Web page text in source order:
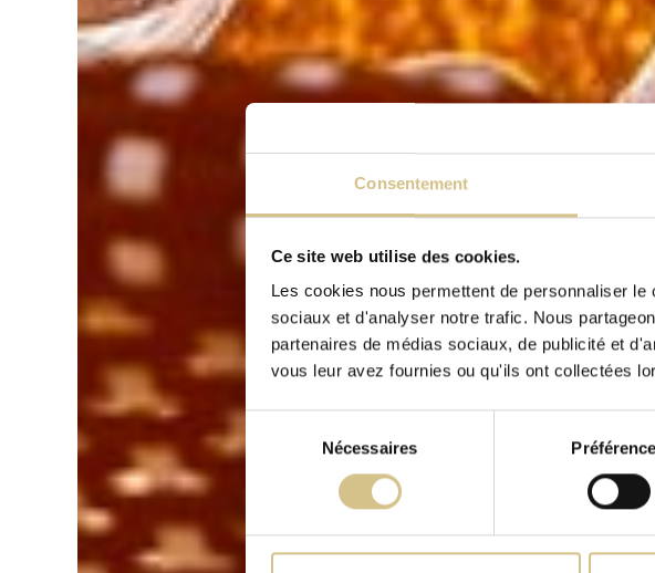
Consentement
Ce site web utilise des cookies.
Les cookies nous permettent de personnaliser
sociaux et d'analyser notre trafic. Nous
partenaires de médias sociaux, de publicité et
vous leur avez fournies ou qu'ils ont collectées
du
consentement
Nécessaires